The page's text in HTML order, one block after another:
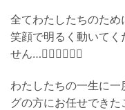
全てわたしたちのため
笑顔で明るく動いてく
せん…🙇🏼‍♀️🙇🏼‍♀️
わたしたちの一生に
グの方にお任せでき